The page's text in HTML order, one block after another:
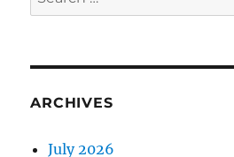
for:
ARCHIVES
July 2026